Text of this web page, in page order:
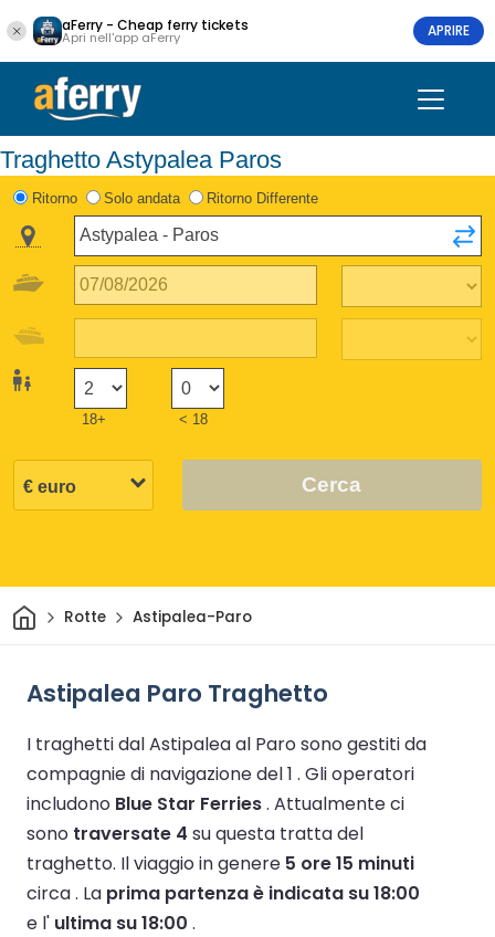
aFerry - Cheap ferry tickets
Apri nell'app aFerry APRIRE
Traghetto Astypalea Paros
Ritorno Solo andata Ritorno Differente
18+ < 18
Cerca
CasaRotte Astipalea-Paro
Astipalea Paro Traghetto
I traghetti dal Astipalea al Paro sono gestiti da
compagnie di navigazione del 1 . Gli operatori
includono Blue Star Ferries. Attualmente ci
sono traversate 4 su questa tratta del
traghetto. Il viaggio in genere 5 ore 15 minuti
circa . La prima partenza è indicata su 18:00
e l' ultima su 18:00 .